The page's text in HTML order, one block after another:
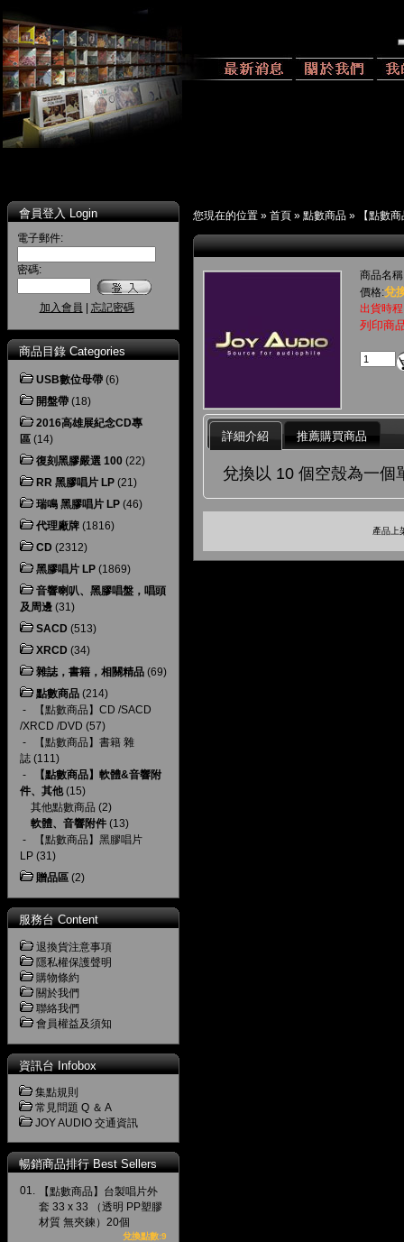
會員登入 Login
電子郵件:
密碼:
加入會員 忘記密碼
商品目錄 Categories
USB數位母帶 (6)
開盤帶 (18)
2016高雄展紀念CD專
區 (14)
復刻黑膠嚴選 100 (22)
RR 黑膠唱片 LP (21)
瑞鳴 黑膠唱片 LP (46)
代理廠牌 (1816)
CD (2312)
黑膠唱片 LP (1869)
音響喇叭、黑膠唱盤，唱頭
及周邊 (31)
SACD (513)
XRCD (34)
雜誌，書籍，相關精品 (69)
點數商品 (214)
-
【點數商品】CD /SACD
/XRCD /DVD (57)
-
【點數商品】書籍 雜
誌 (111)
-
【點數商品】軟體&音響附
件、其他(15)
其他點數商品 (2)
軟體、音響附件 (13)
-
【點數商品】黑膠唱片
LP (31)
贈品區 (2)
服務台 Content
退換貨注意事項
隱私權保護聲明
購物條約
關於我們
聯絡我們
會員權益及須知
資訊台 Infobox
集點規則
常見問題 Q ＆ A
JOY AUDIO 交通資訊
暢銷商品排行 Best Sellers
01.
【點數商品】台製唱片外
套 33 x 33 （透明 PP塑膠
材質 無夾鍊）20個
兌換點數:9
您現在的位置 » 首頁 » 點數商品 » 【點數
商品名
價格:兌
出貨時
列印商
詳細介紹 推薦購買商品
兌換以 10 個空殼為一個
產品上